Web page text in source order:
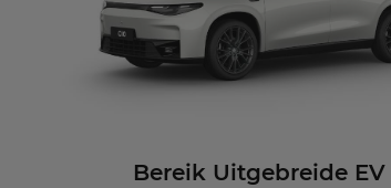
Bereik Uitgebreide EV